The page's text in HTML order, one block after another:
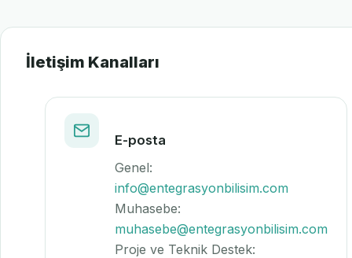
İletişim Kanalları
E-posta
Genel:
info@entegrasyonbilisim.com
Muhasebe:
muhasebe@entegrasyonbilisim.com
Proje ve Teknik Destek: